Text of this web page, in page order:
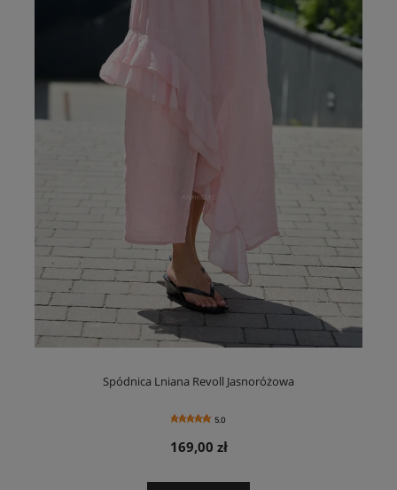
Spódnica Lniana Revoll Jasnoróżowa
5.0
169,00 zł